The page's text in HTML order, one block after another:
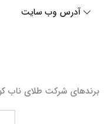
آدرس وب سایت
برندهای شرکت طلای ناب